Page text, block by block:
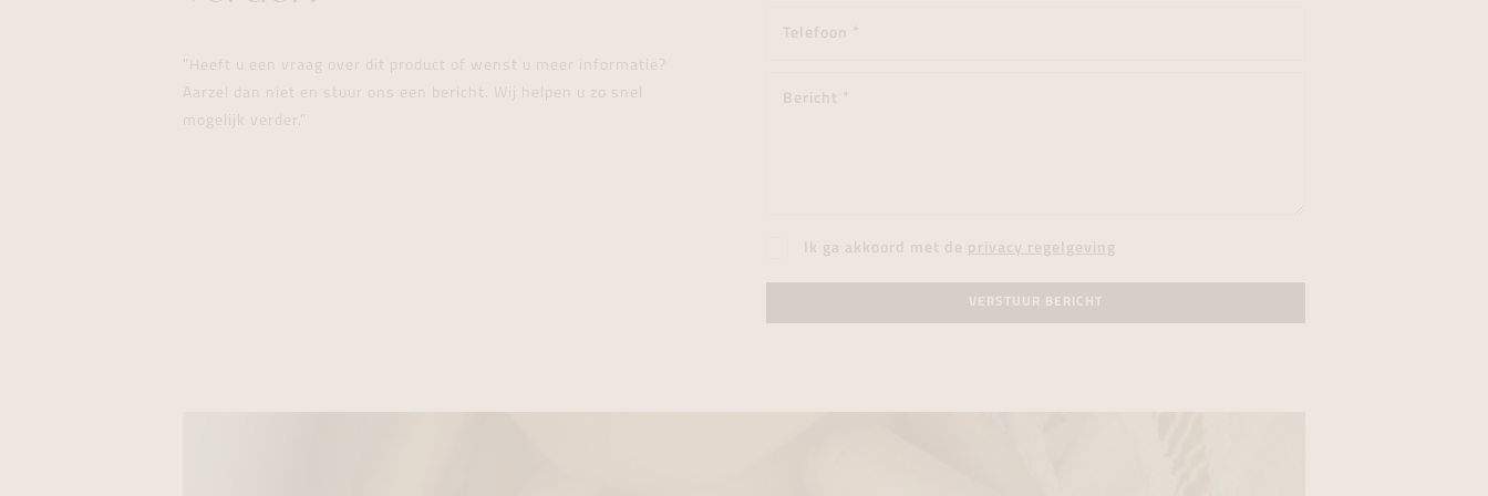
"Heeft u een vraag over dit product of wenst u meer informatie?
Aarzel dan niet en stuur ons een bericht. Wij helpen u zo snel
mogelijk verder."
Ik ga akkoord met de privacy regelgeving
VERSTUUR BERICHT